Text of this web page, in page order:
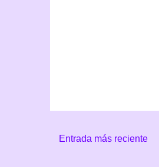
Entrada más reciente